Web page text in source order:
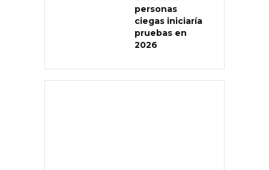
personas
ciegas iniciaría
pruebas en
2026